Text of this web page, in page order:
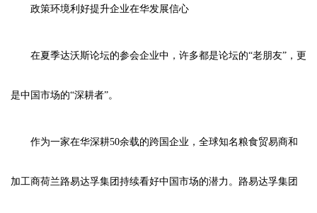
政策环境利好提升企业在华发展信心
在夏季达沃斯论坛的参会企业中，许多都是论坛的“老朋友”，更
是中国市场的“深耕者”。
作为一家在华深耕50余载的跨国企业，全球知名粮食贸易商和
加工商荷兰路易达孚集团持续看好中国市场的潜力。路易达孚集团